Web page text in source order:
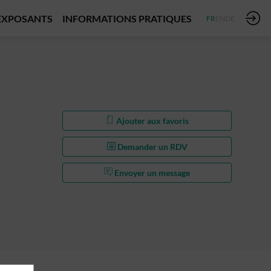
INFORMATIONS PRATIQUES FR
Ajouter aux favoris
Demander un RDV
Envoyer un message